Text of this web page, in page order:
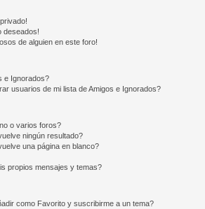
deseados!
de alguien en este foro!
e Ignorados?
usuarios de mi lista de Amigos e Ignorados?
o varios foros?
ningún resultado?
una página en blanco?
propios mensajes y temas?
como Favorito y suscribirme a un tema?